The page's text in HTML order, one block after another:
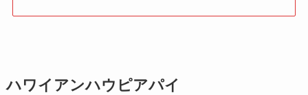
ハワイアンハウピアパイ